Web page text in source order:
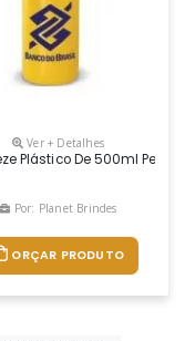
Silkscreen.
Ver + Detalhes
Plástico De 500ml
Por: Planet Brindes
ORÇAR PRODUTO